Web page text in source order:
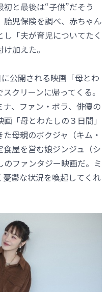
と最後は“子供”だそう
児保険を調べ、赤ちゃん
「夫が育児についてたく
加えた。
公開される映画「母とわ
クリーンに帰ってくる。
、ファン・ボラ、俳優の
「母とわたしの３日間」
母親のボクジャ（キム・
屋を営む娘ジンジュ（シ
ファンタジー映画だ。ミ
鬱な状況を喚起してくれ